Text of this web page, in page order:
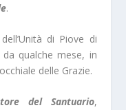
.
di Piove di
qualche mese, in
delle Grazie.
del Santuario,